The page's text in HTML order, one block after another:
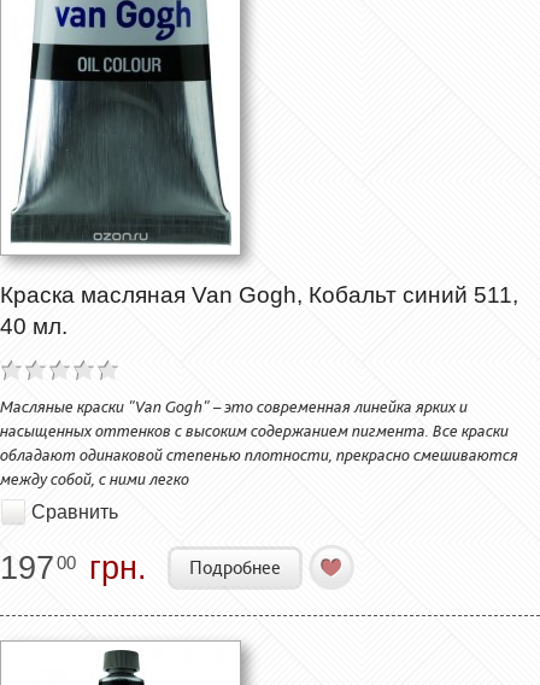
Краска масляная Van Gogh, Кобальт синий 511,
40 мл.
Масляные краски "Van Gogh" – это современная линейка ярких и
насыщенных оттенков с высоким содержанием пигмента. Все краски
обладают одинаковой степенью плотности, прекрасно смешиваются
между собой, с ними легко
Сравнить
19700 грн. Подробнее